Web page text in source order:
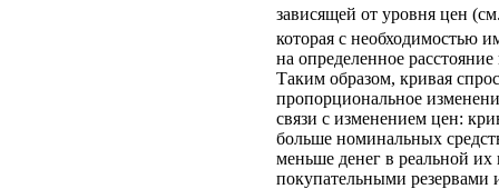
зависящей от уровня цен
которая с необходимостью
на определенное
Таким образом, кривая
пропорциональное
связи с изменением цен:
больше номинальных
меньше денег в реальной
покупательными резервами